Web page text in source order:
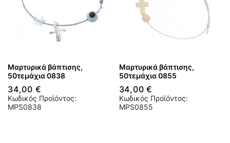
Μαρτυρικά βάπτισης,
50τεμάχια 0838
34,00 €
Κωδικός Προϊόντος:
MPS0838
Μαρτυρικά βάπτισης,
50τεμάχια 0855
34,00 €
Κωδικός Προϊόντος:
MPS0855